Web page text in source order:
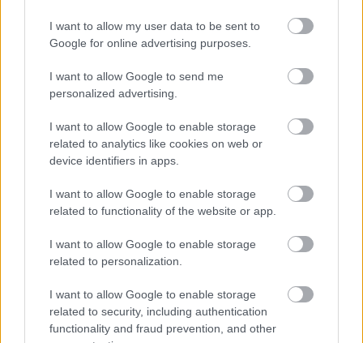
I want to allow my user data to be sent to
Google for online advertising purposes.
I want to allow Google to send me
personalized advertising.
I want to allow Google to enable storage
related to analytics like cookies on web or
device identifiers in apps.
I want to allow Google to enable storage
related to functionality of the website or app.
I want to allow Google to enable storage
related to personalization.
I want to allow Google to enable storage
related to security, including authentication
functionality and fraud prevention, and other
Az elmúlt évadok legsikeresebb előadásai továbbra
is műsoron maradnak. A tervek között szerepel a
Spiró-trilógia –Kvartett, Prah, Príma környék–
felújítása is, melynek darabjait egymást követő
napokon játszanák, s köré szerveznének egy szellemi
diskurzust – hasonlóan az elmúlt évadban
megrendezettBányavidék-trilógiát követő
népszerű zenés, interaktív mesék is a gyermekek
örömére. A legifjabbaknak is a legjobb jár, épp ezért
Écsi
Gyöngyiszlovákiai mesemondóSzőlőszem Kálmán
című produkcióját, amely az idei Kaposvári
Gyermekszínházi Biennálén a legjobb határon túli